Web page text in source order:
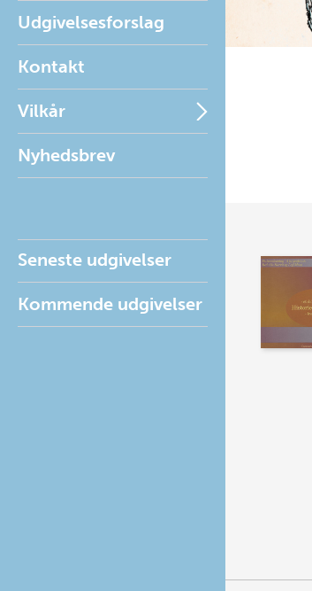
Udgivelsesforslag
Kontakt
Vilkår
Nyhedsbrev
Seneste udgivelser
Kommende udgivelser